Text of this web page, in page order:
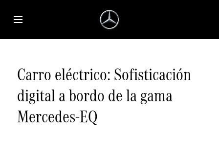
Saltar al contenido principal
Abrir menú de accesibilidad
Carro eléctrico: Sofisticación
digital a bordo de la gama
Mercedes-EQ